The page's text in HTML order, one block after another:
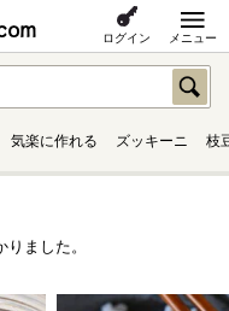
ログイン メニュー
気楽に作れる ズッキーニ 枝
りました。